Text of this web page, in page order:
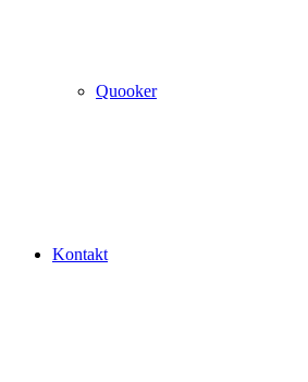
Quooker
Kontakt